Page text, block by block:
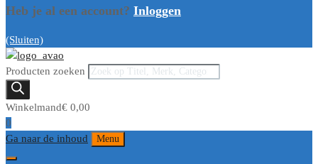
Heb je al een account? Inloggen
(Sluiten)
Producten zoeken
Winkelmand€ 0,00
0
Ga naar de inhoud
Menu